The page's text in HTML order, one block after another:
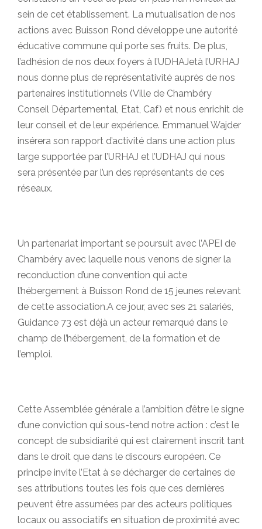
sein de cet établissement. La mutualisation de nos
actions avec Buisson Rond développe une autorité
éducative commune qui porte ses fruits. De plus,
l’adhésion de nos deux foyers à l’UDHAJetà l’URHAJ
nous donne plus de représentativité auprès de nos
partenaires institutionnels (Ville de Chambéry
Conseil Départemental, Etat, Caf) et nous enrichit de
leur conseil et de leur expérience. Emmanuel Wajder
insérera son rapport d’activité dans une action plus
large supportée par l’URHAJ et l’UDHAJ qui nous
sera présentée par l’un des représentants de ces
réseaux.
Un partenariat important se poursuit avec l’APEI de
Chambéry avec laquelle nous venons de signer la
reconduction d’une convention qui acte
l’hébergement à Buisson Rond de 15 jeunes relevant
de cette association.A ce jour, avec ses 21 salariés,
Guidance 73 est déjà un acteur remarqué dans le
champ de l’hébergement, de la formation et de
l’emploi.
Cette Assemblée générale a l’ambition d’être le signe
d’une conviction qui sous-tend notre action : c’est le
concept de subsidiarité qui est clairement inscrit tant
dans le droit que dans le discours européen. Ce
principe invite l’Etat à se décharger de certaines de
ses attributions toutes les fois que ces dernières
peuvent être assumées par des acteurs politiques
locaux ou associatifs en situation de proximité avec